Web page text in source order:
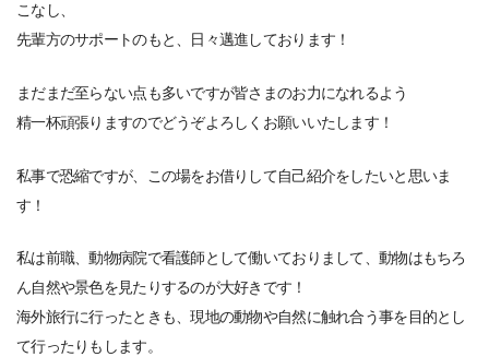
こなし、
先輩方のサポートのもと、日々邁進しております！
まだまだ至らない点も多いですが皆さまのお力になれるよう
精一杯頑張りますのでどうぞよろしくお願いいたします！
私事で恐縮ですが、この場をお借りして自己紹介をしたいと思いま
す！
私は前職、動物病院で看護師として働いておりまして、動物はもちろ
ん自然や景色を見たりするのが大好きです！
海外旅行に行ったときも、現地の動物や自然に触れ合う事を目的とし
て行ったりもします。